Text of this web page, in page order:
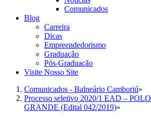
Comunicados
Blog
Carreira
Dicas
Empreendedorismo
Graduação
Pós-Graduação
Visite Nosso Site
Comunicados - Balneário Camboriú»
Processo seletivo 2020/1 EAD –
GRANDE (Edital 042/2019)»